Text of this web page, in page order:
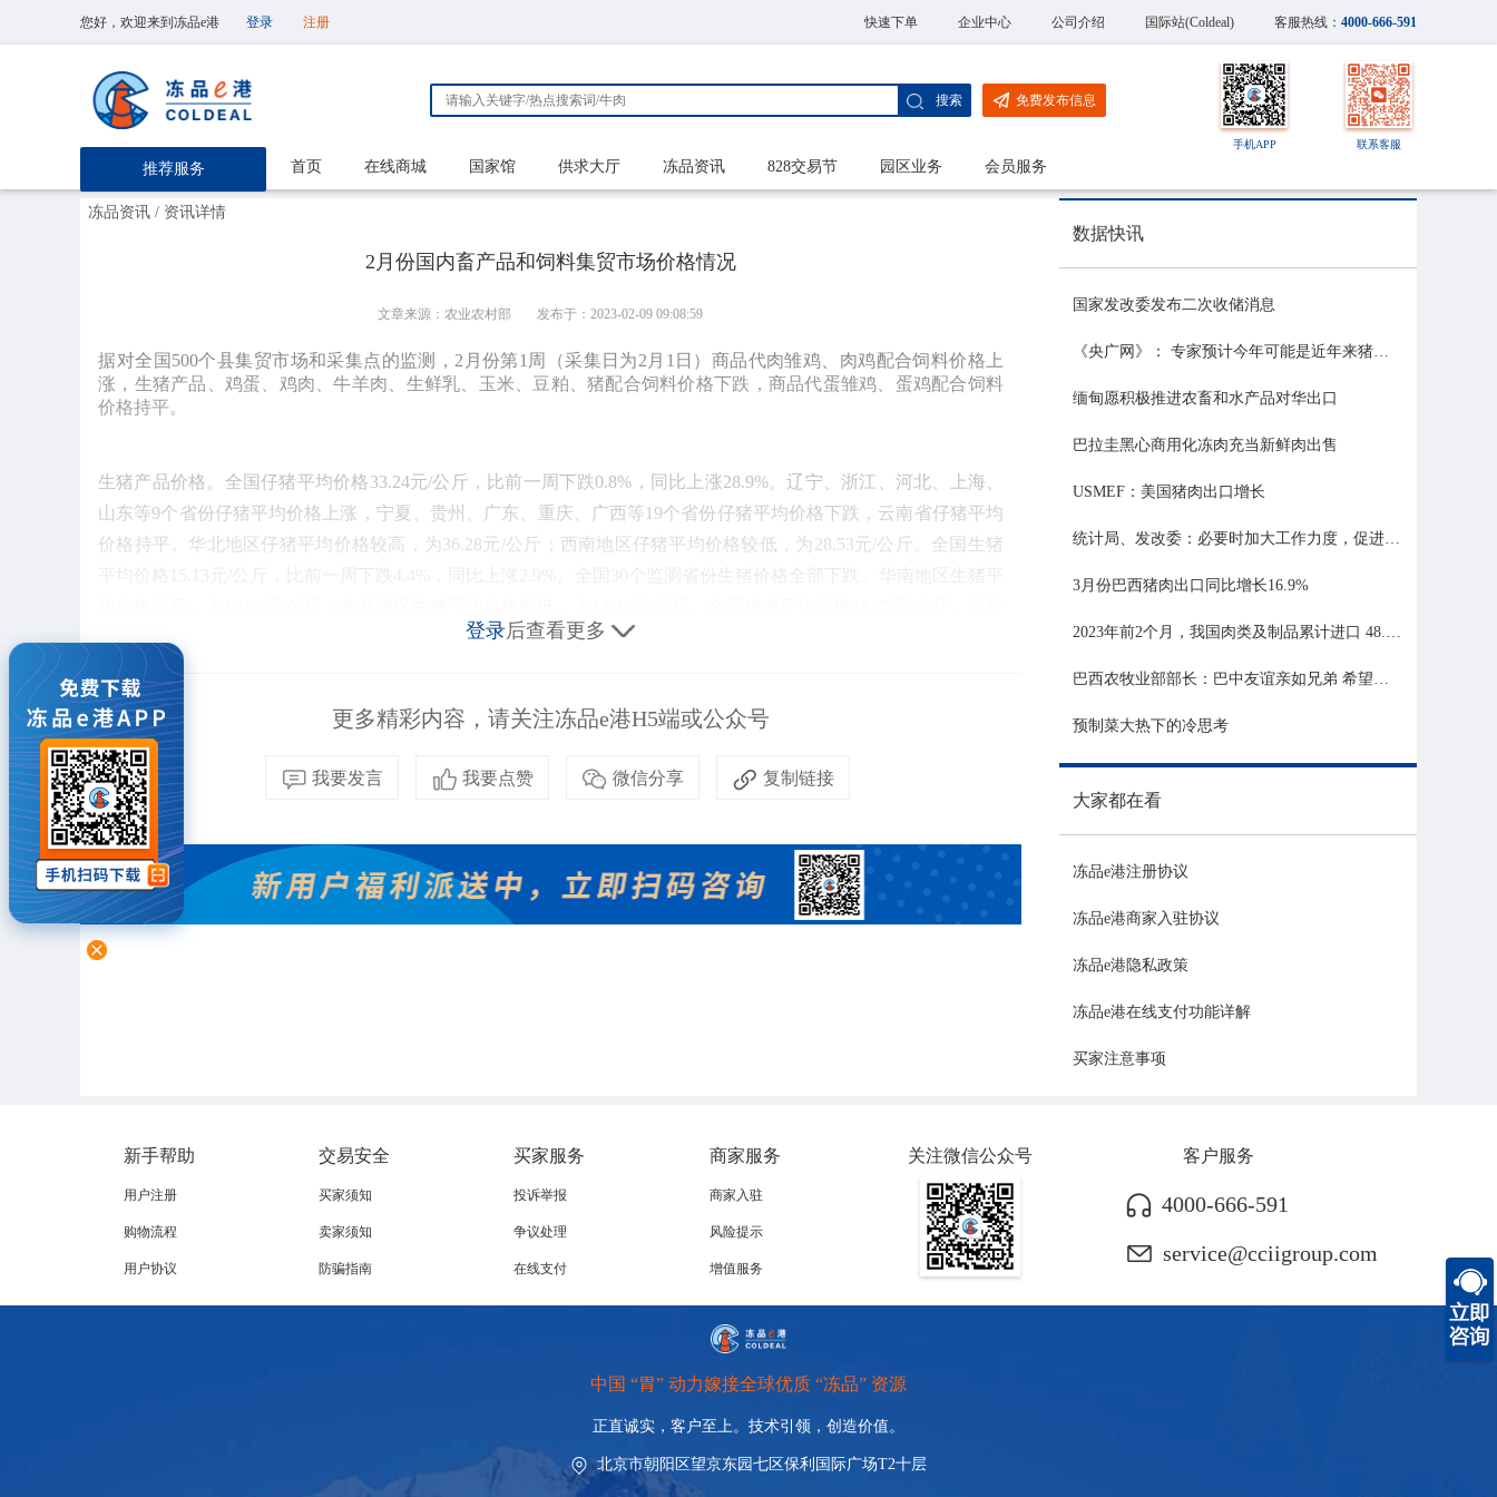
您好，欢迎来到冻品e港 登录 注册 快速下单 企业中心 公司介绍 国际站(Coldeal) 客服热线： 4000-666-591
推荐服务
搜索 免费发布信息
手机APP 联系客服
首页 在线商城 国家馆 供求大厅 冻品资讯 828交易节 园区业务 会员服务
冻品资讯 / 资讯详情
2月份国内畜产品和饲料集贸市场价格情况
文章来源：农业农村部 发布于：2023-02-09 09:08:59
​据对全国500个县集贸市场和采集点的监测，2月份第1周（采集日为2月1日）商品代肉雏鸡、肉鸡配合饲料价格上
涨，生猪产品、鸡蛋、鸡肉、牛羊肉、生鲜乳、玉米、豆粕、猪配合饲料价格下跌，商品代蛋雏鸡、蛋鸡配合饲料
价格持平。
生猪产品价格。全国仔猪平均价格33.24元/公斤，比前一周下跌0.8%，同比上涨28.9%。辽宁、浙江、河北、上海、
山东等9个省份仔猪平均价格上涨，宁夏、贵州、广东、重庆、广西等19个省份仔猪平均价格下跌，云南省仔猪平均
价格持平。华北地区仔猪平均价格较高，为36.28元/公斤；西南地区仔猪平均价格较低，为28.53元/公斤。全国生猪
一周下跌3.5%，同比上涨6.1%。全国30个监测省份猪肉价格全部下跌
斤；东北地区猪肉平均价格较低，为22.61元/公斤。
家禽产品价格。全国鸡蛋平均价格11.99元/公斤，比前一周下跌1.4%，同比上涨10.5%。河北、辽宁等10个主产省份
鸡蛋平均价格10.75元/公斤，比前一周下跌2.0%，同比上涨12.2%。全国鸡肉平均价格24.87元/公斤，比前一周下跌1.
1%，同比上涨7.2%。商品代蛋雏鸡平均价格3.87元/只，与前一周持平，同比上涨6.3%。商品代肉雏鸡平均价格3.56
元/只，比前一周上涨3.8%，同比上涨19.5%。
饲料价格。全国玉米平均价格3.03元/公斤，比前一周下跌0.3%，同比上涨5.6%。主产区东北三省玉米平均价格为2.7
8元/公斤，与前一周持平；主销区广东省玉米价格3.13元/公斤，比前一周下跌0.3%。全国豆粕平均价格4.95元/公斤，
比前一周下跌0.2%，同比上涨27.9%。育肥猪配合饲料平均价格4.03元/公斤，比前一周下跌0.5%，同比上涨10.1%。
肉鸡配合饲料平均价格4.07元/公斤，比前一周上涨0.2%，同比上涨10.9%。蛋鸡配合饲料平均价格3.77元/公斤，与前
国内鲜活农产品批发市场交易情况
登录后查看更多
更多精彩内容，请关注冻品e港H5端或公众号
我要发言 我要点赞 微信分享 复制链接
数据快讯
国家发改委发布二次收储消息
《央广网》： 专家预计今年可能是近年来猪价最稳的一年
缅甸愿积极推进农畜和水产品对华出口
巴拉圭黑心商用化冻肉充当新鲜肉出售
USMEF：美国猪肉出口增长
统计局、发改委：必要时加大工作力度，促进生猪市场平稳运行
3月份巴西猪肉出口同比增长16.9%
2023年前2个月，我国肉类及制品累计进口 48.06 亿美元，同比增长 21.81%
巴西农牧业部部长：巴中友谊亲如兄弟 希望与中国深化农业合作
预制菜大热下的冷思考
大家都在看
冻品e港注册协议
冻品e港商家入驻协议
冻品e港隐私政策
冻品e港在线支付功能详解
买家注意事项
新手帮助
用户注册
购物流程
用户协议
交易安全
买家须知
卖家须知
防骗指南
买家服务
投诉举报
争议处理
在线支付
商家服务
商家入驻
风险提示
增值服务
关注微信公众号 客户服务
4000-666-591
service@cciigroup.com
中国 “胃” 动力嫁接全球优质 “冻品” 资源
正直诚实，客户至上。技术引领， 创造价值。
北京市朝阳区望京东园七区保利国际广场T2十层